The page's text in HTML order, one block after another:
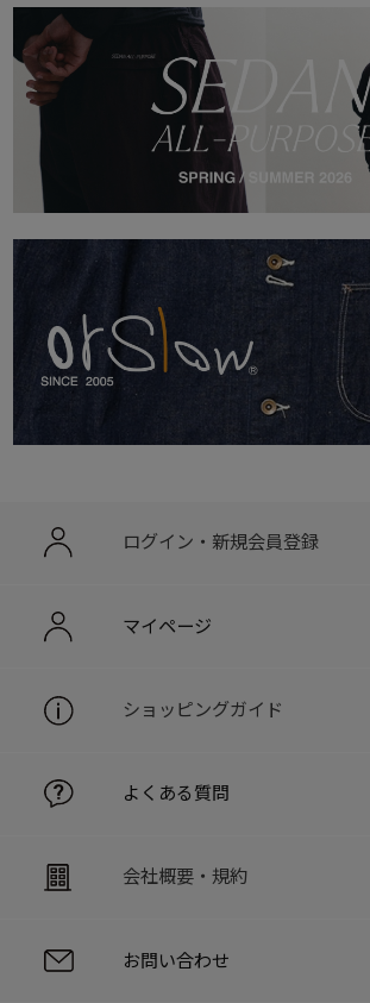
ログイン・新規会員登録
マイページ
ショッピングガイド
よくある質問
会社概要・規約
お問い合わせ